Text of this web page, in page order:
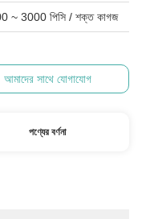
~ 3000 পিসি / শক্ত কাগজ
আমাদের সাথে যোগাযোগ
পণ্যের বর্ণনা